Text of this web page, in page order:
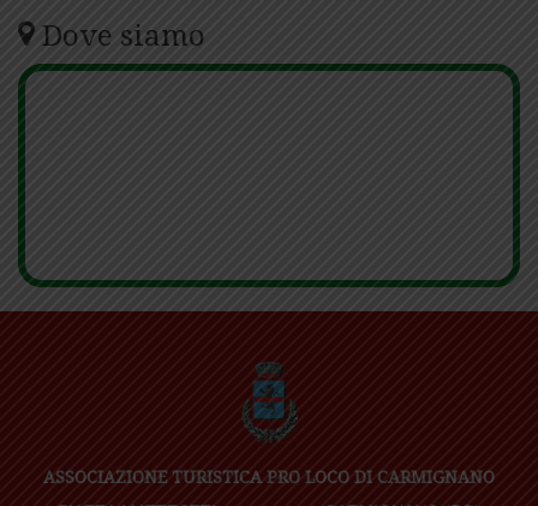
Dove siamo
ASSOCIAZIONE TURISTICA PRO LOCO DI CARMIGNANO